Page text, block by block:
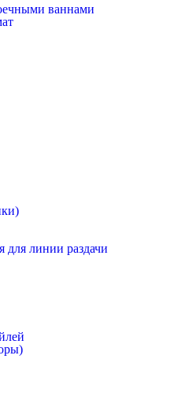
ваннами
для линии раздачи